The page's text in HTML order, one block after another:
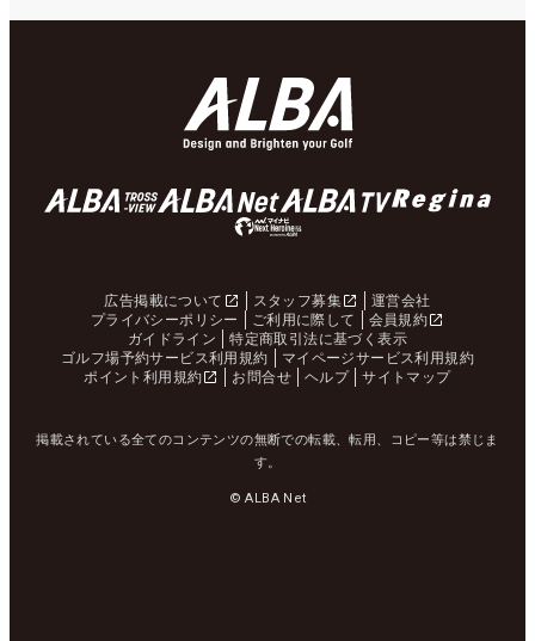
広告掲載について スタッフ募集
運営会社
プライバシーポリシー
ご利用に際して
会員規約
ガイドライン
特定商取引法に基づく表示
ゴルフ場予約サービス利用規約
マイページサービス利用規約
ポイント利用規約
お問合せ ヘルプ サイトマップ
掲載されている全てのコンテンツの無断での転載、転用、コピー等は禁じま
す。
© ALBA Net